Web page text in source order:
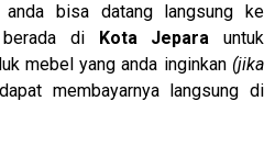
anda bisa datang langsung ke
di Kota Jepara untuk
mebel yang anda inginkan (jika
membayarnya langsung di